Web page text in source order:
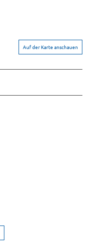
Auf der Karte anschauen